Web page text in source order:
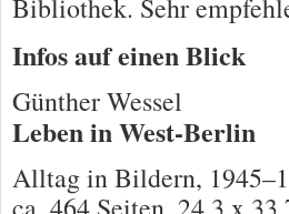
Bibliothek. Sehr
Infos auf einen Blick
Günther Wessel
Leben in West-Berlin
Alltag in Bildern,